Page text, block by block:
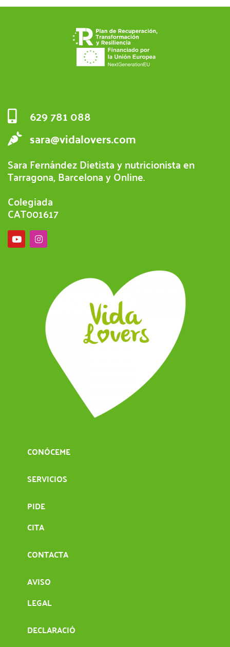
629 781 088
sara@vidalovers.com
Sara Fernández Dietista y nutricionista en
Tarragona, Barcelona y Online.
Colegiada
CAT001617
CONÓCEME
SERVICIOS
PIDE
CITA
CONTACTA
AVISO
LEGAL
DECLARACIÓ